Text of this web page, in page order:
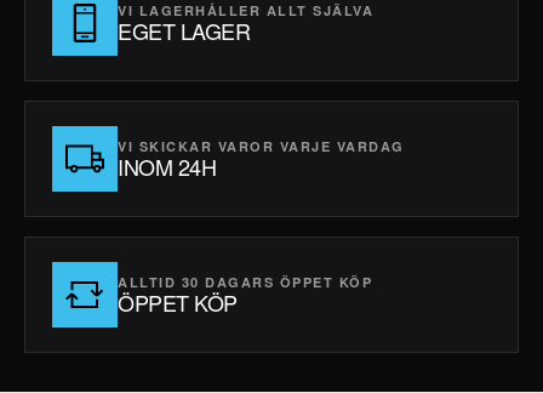
VI LAGERHÅLLER ALLT SJÄLVA
EGET LAGER
VI SKICKAR VAROR VARJE VARDAG
INOM 24H
ALLTID 30 DAGARS ÖPPET KÖP
ÖPPET KÖP